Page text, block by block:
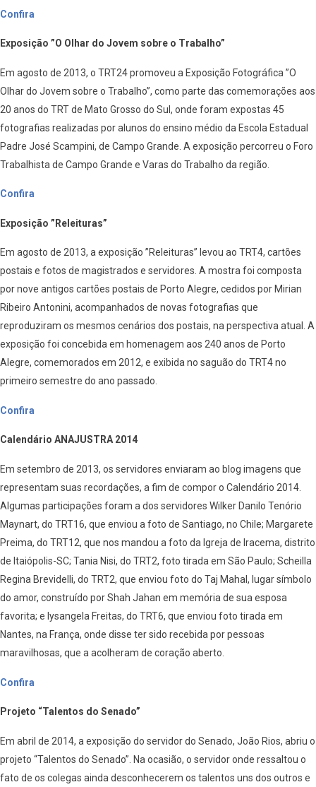
Confira
Exposição ”O Olhar do Jovem sobre o Trabalho”
Em agosto de 2013, o TRT24 promoveu a Exposição Fotográfica ”O
Olhar do Jovem sobre o Trabalho”, como parte das comemorações aos
20 anos do TRT de Mato Grosso do Sul, onde foram expostas 45
fotografias realizadas por alunos do ensino médio da Escola Estadual
Padre José Scampini, de Campo Grande. A exposição percorreu o Foro
Trabalhista de Campo Grande e Varas do Trabalho da região.
Confira
Exposição ”Releituras”
Em agosto de 2013, a exposição ”Releituras” levou ao TRT4, cartões
postais e fotos de magistrados e servidores. A mostra foi composta
por nove antigos cartões postais de Porto Alegre, cedidos por Mirian
Ribeiro Antonini, acompanhados de novas fotografias que
reproduziram os mesmos cenários dos postais, na perspectiva atual. A
exposição foi concebida em homenagem aos 240 anos de Porto
Alegre, comemorados em 2012, e exibida no saguão do TRT4 no
primeiro semestre do ano passado.
Confira
Calendário ANAJUSTRA 2014
Em setembro de 2013, os servidores enviaram ao blog imagens que
representam suas recordações, a fim de compor o Calendário 2014.
Algumas participações foram a dos servidores Wilker Danilo Tenório
Maynart, do TRT16, que enviou a foto de Santiago, no Chile; Margarete
Preima, do TRT12, que nos mandou a foto da Igreja de Iracema, distrito
de Itaiópolis-SC; Tania Nisi, do TRT2, foto tirada em São Paulo; Scheilla
Regina Brevidelli, do TRT2, que enviou foto do Taj Mahal, lugar símbolo
do amor, construído por Shah Jahan em memória de sua esposa
favorita; e lysangela Freitas, do TRT6, que enviou foto tirada em
Nantes, na França, onde disse ter sido recebida por pessoas
maravilhosas, que a acolheram de coração aberto.
Confira
Projeto “Talentos do Senado”
Em abril de 2014, a exposição do servidor do Senado, João Rios, abriu o
projeto “Talentos do Senado”. Na ocasião, o servidor onde ressaltou o
fato de os colegas ainda desconhecerem os talentos uns dos outros e